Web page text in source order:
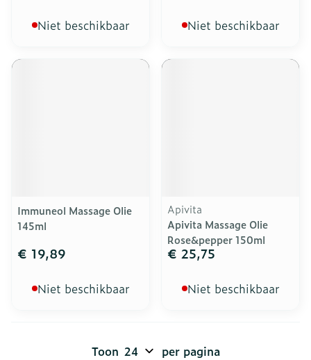
Niet beschikbaar Niet beschikbaar
Immuneol Massage Olie
145ml
€ 19,89
Niet beschikbaar
Apivita
Apivita Massage Olie
Rose&pepper 150ml
€ 25,75
Niet beschikbaar
Toon per pagina